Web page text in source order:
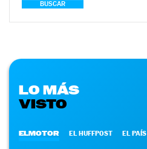
BUSCAR
LO MÁS
VISTO
ELMOTOR EL HUFFPOST EL PAÍS